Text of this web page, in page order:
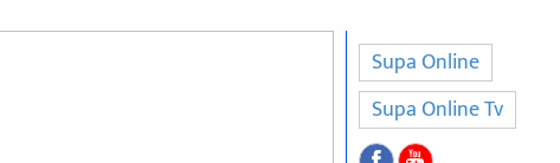
Supa Online
Supa Online Tv